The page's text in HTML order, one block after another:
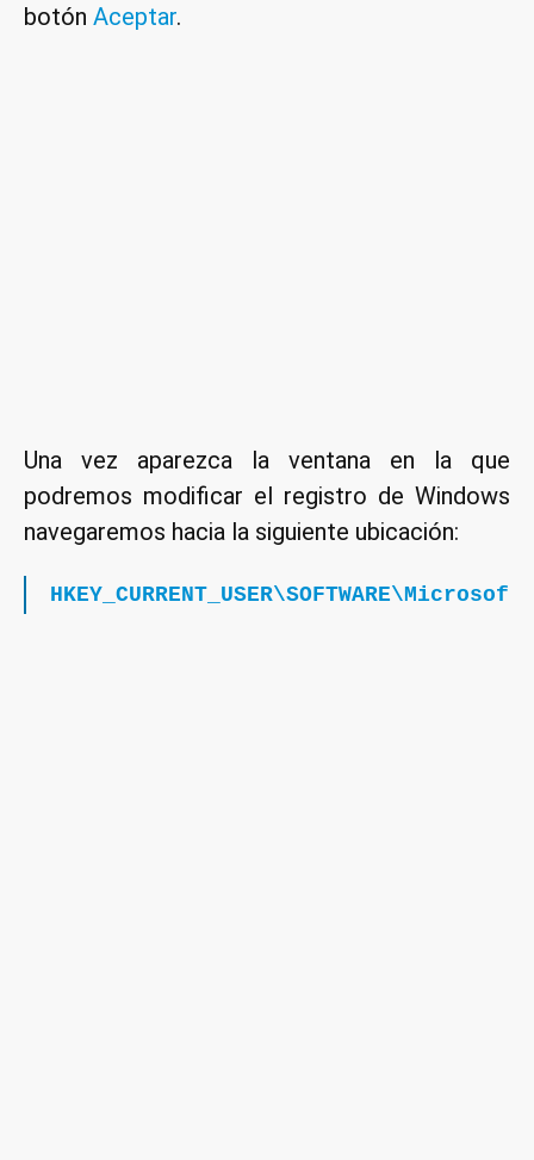
botón Aceptar.
Una vez aparezca la ventana en la que
podremos modificar el registro de Windows
navegaremos hacia la siguiente ubicación: